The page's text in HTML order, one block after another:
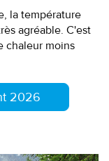
la température
agréable. C'est
chaleur moins
2026